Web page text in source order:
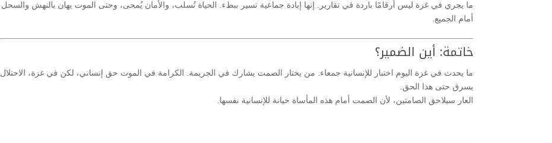
ما يجري في غزة ليس أرقامًا باردة في تقارير. إنها إبادة جماعية تسير ببطء. الحياة تُسلب، والأمان يُمحى، وحتى الموت يهان بالنهش والسحل
أمام الجميع.
خاتمة: أين الضمير؟
ما يحدث في غزة اليوم اختبار للإنسانية جمعاء. من يختار الصمت يشارك في الجريمة. الكرامة في الموت حق إنساني، لكن في غزة، الاحتلال
يسرق حتى هذا الحق.
العار سيلاحق الصامتين، لأن الصمت أمام هذه المأساة خيانة للإنسانية نفسها.